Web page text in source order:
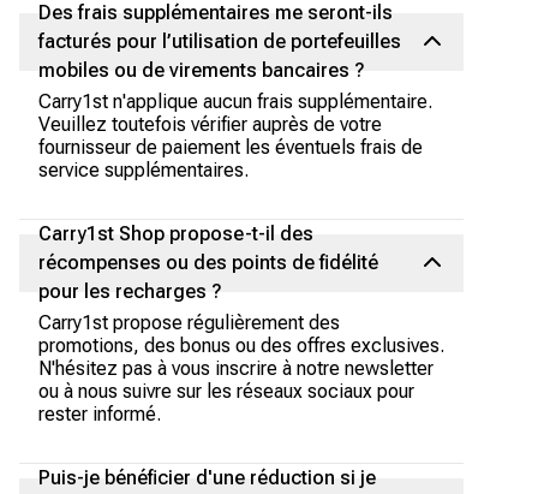
Des frais supplémentaires me seront-ils
facturés pour l’utilisation de portefeuilles
mobiles ou de virements bancaires ?
Carry1st n'applique aucun frais supplémentaire.
Veuillez toutefois vérifier auprès de votre
fournisseur de paiement les éventuels frais de
service supplémentaires.
Carry1st Shop propose-t-il des
récompenses ou des points de fidélité
pour les recharges ?
Carry1st propose régulièrement des
promotions, des bonus ou des offres exclusives.
N'hésitez pas à vous inscrire à notre newsletter
ou à nous suivre sur les réseaux sociaux pour
rester informé.
Puis-je bénéficier d'une réduction si je